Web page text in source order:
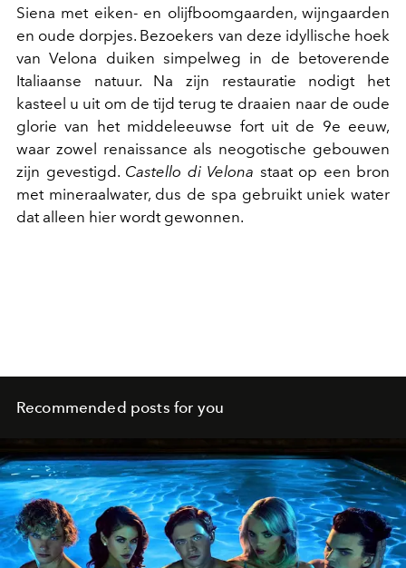
Siena met eiken- en olijfboomgaarden, wijngaarden
en oude dorpjes. Bezoekers van deze idyllische hoek
van Velona duiken simpelweg in de betoverende
Italiaanse natuur. Na zijn restauratie nodigt het
kasteel u uit om de tijd terug te draaien naar de oude
glorie van het middeleeuwse fort uit de 9e eeuw,
waar zowel renaissance als neogotische gebouwen
zijn gevestigd. Castello di Velona staat op een bron
met mineraalwater, dus de spa gebruikt uniek water
dat alleen hier wordt gewonnen.
Recommended posts for you